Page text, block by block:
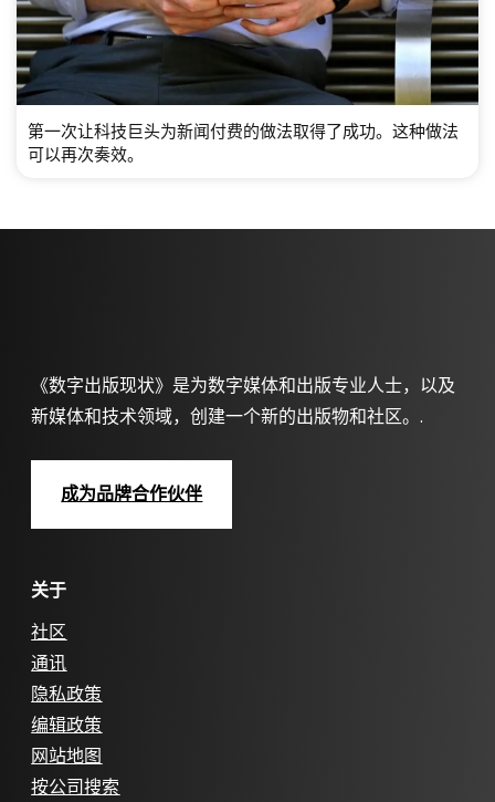
第一次让科技巨头为新闻付费的做法取得了成功。这种做法
可以再次奏效。
《数字出版现状》是为数字媒体和出版专业人士，以及
新媒体和技术领域，创建一个新的出版物和社区。.
成为品牌合作伙伴
关于
社区
通讯
隐私政策
编辑政策
网站地图
按公司搜索